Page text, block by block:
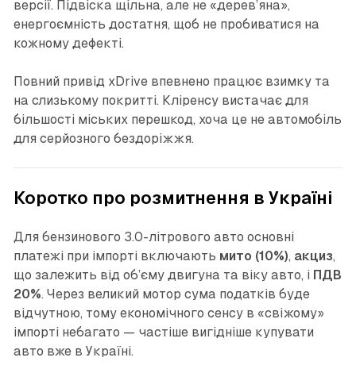
версії. Підвіска щільна, але не «дерев’яна»,
енергоємність достатня, щоб не пробиватися на
кожному дефекті.
Повний привід xDrive впевнено працює взимку та
на слизькому покритті. Кліренсу вистачає для
більшості міських перешкод, хоча це не автомобіль
для серйозного бездоріжжя.
Коротко про розмитнення в Україні
Для бензинового 3.0-літрового авто основні
платежі при імпорті включають мито (10%), акциз,
що залежить від об’єму двигуна та віку авто, і ПДВ
20%. Через великий мотор сума податків буде
відчутною, тому економічного сенсу в «свіжому»
імпорті небагато — частіше вигідніше купувати
авто вже в Україні.